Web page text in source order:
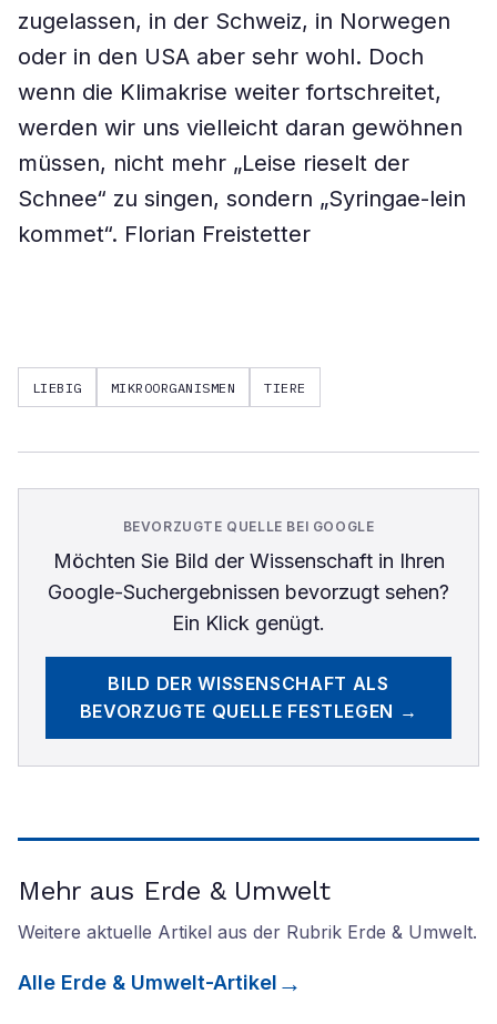
zugelassen, in der Schweiz, in Norwegen
oder in den USA aber sehr wohl. Doch
wenn die Klimakrise weiter fortschreitet,
werden wir uns vielleicht daran gewöhnen
müssen, nicht mehr „Leise rieselt der
Schnee“ zu singen, sondern „Syringae-lein
kommet“. Florian Freistetter
LIEBIG MIKROORGANISMEN TIERE
BEVORZUGTE QUELLE BEI GOOGLE
Möchten Sie Bild der Wissenschaftin Ihren
Google-Suchergebnissen bevorzugt sehen?
Ein Klick genügt.
BILD DER WISSENSCHAFT ALS
BEVORZUGTE QUELLE FESTLEGEN →
Mehr aus Erde & Umwelt
Weitere aktuelle Artikel aus der Rubrik Erde & Umwelt.
Alle Erde & Umwelt-Artikel